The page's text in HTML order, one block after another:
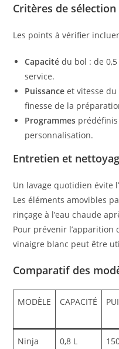
Critères de sélection
Les points à vérifier
Capacité du bol : de
service.
Puissance et vitesse
finesse de la
Programmes
personnalisation.
Entretien et
Un lavage quotidien évite
Les éléments amovibles
rinçage à l’eau chaude
Pour prévenir l’apparition
vinaigre blanc peut être
Comparatif des
MODÈLE CAPACITÉ
Ninja
0,8 L